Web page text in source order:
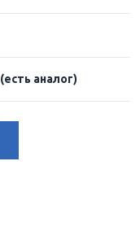
(есть аналог)